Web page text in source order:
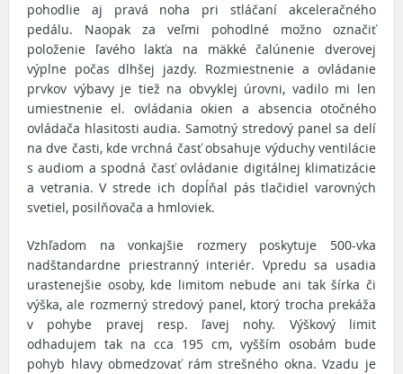
pohodlie aj pravá noha pri stláčaní akceleračného
pedálu. Naopak za veľmi pohodlné možno označiť
položenie ľavého lakťa na mäkké čalúnenie dverovej
výplne počas dlhšej jazdy. Rozmiestnenie a ovládanie
prvkov výbavy je tiež na obvyklej úrovni, vadilo mi len
umiestnenie el. ovládania okien a absencia otočného
ovládača hlasitosti audia. Samotný stredový panel sa delí
na dve časti, kde vrchná časť obsahuje výduchy ventilácie
s audiom a spodná časť ovládanie digitálnej klimatizácie
a vetrania. V strede ich dopĺňal pás tlačidiel varovných
svetiel, posilňovača a hmloviek.
Vzhľadom na vonkajšie rozmery poskytuje 500-vka
nadštandardne priestranný interiér. Vpredu sa usadia
urastenejšie osoby, kde limitom nebude ani tak šírka či
výška, ale rozmerný stredový panel, ktorý trocha prekáža
v pohybe pravej resp. ľavej nohy. Výškový limit
odhadujem tak na cca 195 cm, vyšším osobám bude
pohyb hlavy obmedzovať rám strešného okna. Vzadu je